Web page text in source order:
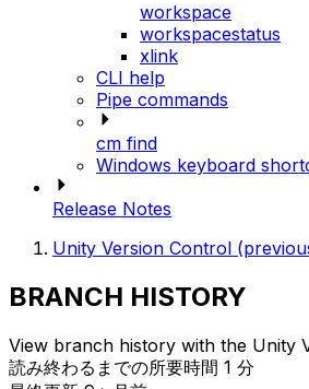
workspace
workspacestatus
xlink
CLI help
Pipe commands
cm find
Windows keyboard
Release Notes
Unity Version Control
BRANCH HISTORY
View branch history with the Unity
読み終わるまでの所要時間 1 分